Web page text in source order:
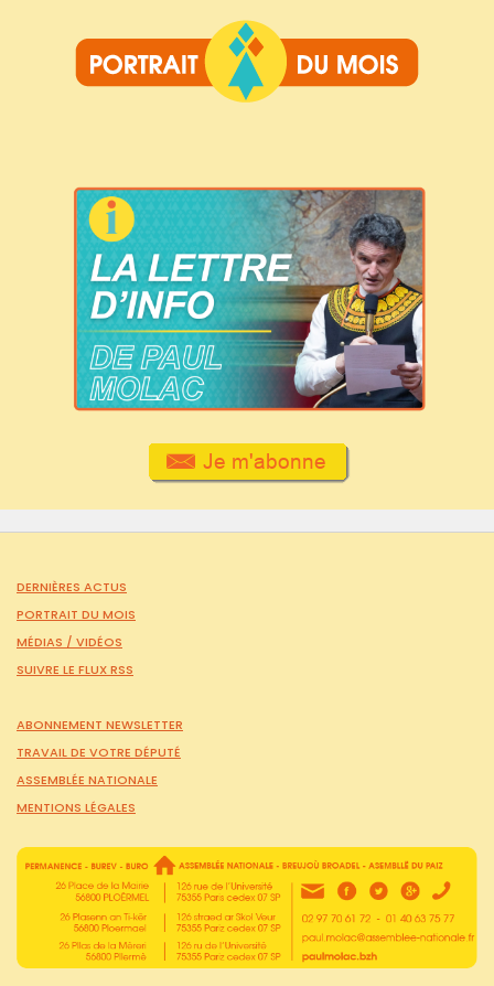
DERNIÈRES ACTUS
PORTRAIT DU MOIS
MÉDIAS / VIDÉOS
SUIVRE LE FLUX RSS
ABONNEMENT NEWSLETTER
TRAVAIL DE VOTRE DÉPUTÉ
ASSEMBLÉE NATIONALE
MENTIONS LÉGALES